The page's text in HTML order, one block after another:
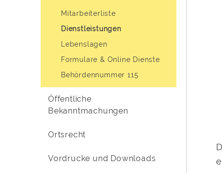
Mitarbeiterliste
Dienstleistungen
Lebenslagen
Formulare & Online Dienste
Behördennummer 115
Öffentliche
Bekanntmachungen
Ortsrecht
Vordrucke und Downloads